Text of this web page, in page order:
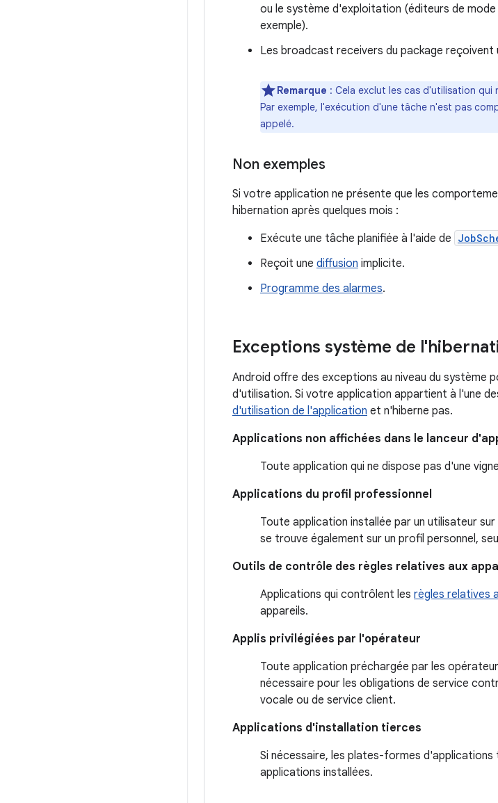
ou le système d'exploitation (éditeurs de
exemple).
Les broadcast receivers du package
Remarque : Cela exclut les cas d'utilisation
Par exemple, l'exécution d'une tâche n'est pas
appelé.
Non exemples
Si votre application ne présente que les
hibernation après quelques mois :
Exécute une tâche planifiée à l'aide de
Reçoit une diffusion implicite.
Programme des alarmes.
Exceptions système de
Android offre des exceptions au niveau du système
d'utilisation. Si votre application appartient à l'une
d'utilisation de l'application et n'hiberne pas.
Applications non affichées dans le lanceur
Toute application qui ne dispose pas d'une
Applications du profil professionnel
Toute application installée par un utilisateur sur
se trouve également sur un profil personnel,
Outils de contrôle des règles relatives aux
Applications qui contrôlent les règles relatives
appareils.
Applis privilégiées par l'opérateur
Toute application préchargée par les
nécessaire pour les obligations de service
vocale ou de service client.
Applications d'installation tierces
Si nécessaire, les plates-formes
applications installées.